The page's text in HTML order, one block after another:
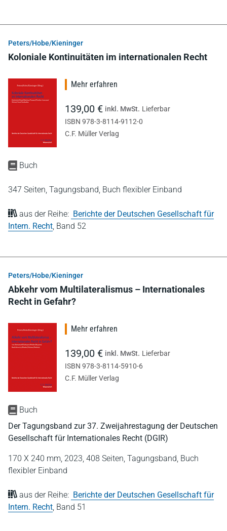
Peters/Hobe/Kieninger
Koloniale Kontinuitäten im internationalen Recht
Buch
347 Seiten, Tagungsband, Buch flexibler Einband
aus der Reihe: Berichte der Deutschen Gesellschaft für
Intern. Recht, Band 52
Mehr erfahren
139,00 € inkl. MwSt. Lieferbar
ISBN 978-3-8114-9112-0
C.F. Müller Verlag
Peters/Hobe/Kieninger
Abkehr vom Multilateralismus – Internationales
Recht in Gefahr?
Buch
Der Tagungsband zur 37. Zweijahrestagung der Deutschen
Gesellschaft für Internationales Recht (DGIR)
170 X 240 mm, 2023, 408 Seiten, Tagungsband, Buch
flexibler Einband
aus der Reihe: Berichte der Deutschen Gesellschaft für
Intern. Recht, Band 51
Mehr erfahren
139,00 € inkl. MwSt. Lieferbar
ISBN 978-3-8114-5910-6
C.F. Müller Verlag